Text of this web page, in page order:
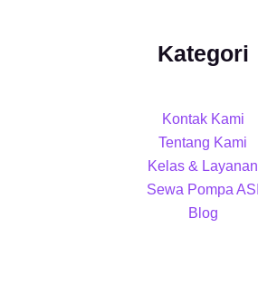
Kategori
Kontak Kami
Tentang Kami
Kelas & Layanan
Sewa Pompa ASI
Blog